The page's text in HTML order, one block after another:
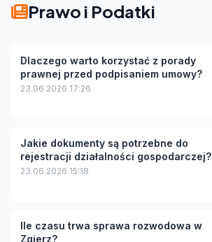
Prawo i Podatki
Dlaczego warto korzystać z porady
prawnej przed podpisaniem umowy?
23.06.2026 17:26
Jakie dokumenty są potrzebne do
rejestracji działalności gospodarczej?
23.06.2026 15:18
Ile czasu trwa sprawa rozwodowa w
Zgierz?